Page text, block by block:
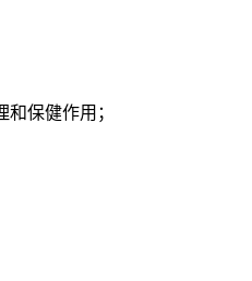
保健作用；